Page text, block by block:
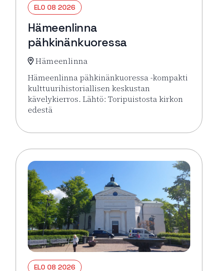
ELO 08 2026
Hämeenlinna
pähkinänkuoressa
Hämeenlinna
Hämeenlinna pähkinänkuoressa -kompakti
kulttuurihistoriallisen keskustan
kävelykierros. Lähtö: Toripuistosta kirkon
edestä
Lue lisää tapahtumasta Hämeenlinna
ELO 08 2026